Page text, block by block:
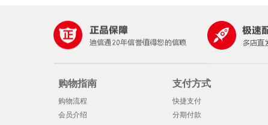
购物指南
购物流程
会员介绍
支付方式
快捷支付
分期付款